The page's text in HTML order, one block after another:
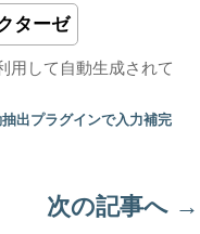
ターゼ
用して自動生成されて
出プラグインで入力補完
次の記事へ →